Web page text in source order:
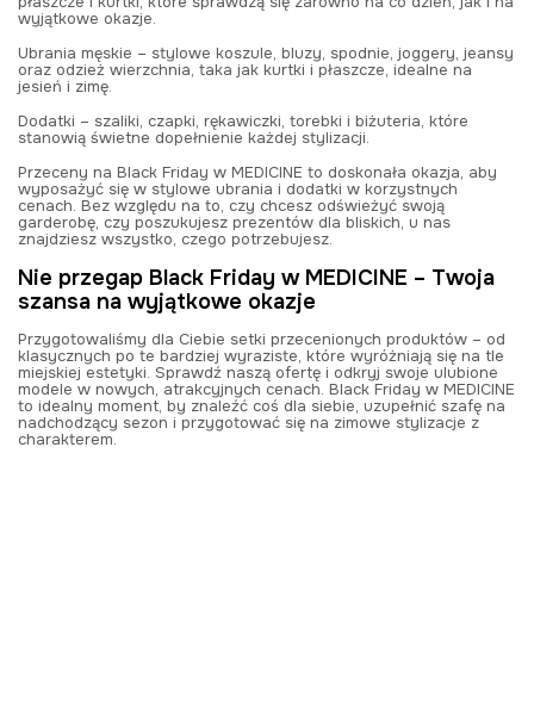
wyjątkowe okazje.
Ubrania męskie – stylowe koszule, bluzy, spodnie, joggery, jeansy
oraz odzież wierzchnia, taka jak kurtki i płaszcze, idealne na
jesień i zimę.
Dodatki – szaliki, czapki, rękawiczki, torebki i biżuteria, które
stanowią świetne dopełnienie każdej stylizacji.
Przeceny na Black Friday w MEDICINE to doskonała okazja, aby
wyposażyć się w stylowe ubrania i dodatki w korzystnych
cenach. Bez względu na to, czy chcesz odświeżyć swoją
garderobę, czy poszukujesz prezentów dla bliskich, u nas
znajdziesz wszystko, czego potrzebujesz.
Nie przegap Black Friday w MEDICINE – Twoja
szansa na wyjątkowe okazje
Przygotowaliśmy dla Ciebie setki przecenionych produktów – od
klasycznych po te bardziej wyraziste, które wyróżniają się na tle
miejskiej estetyki. Sprawdź naszą ofertę i odkryj swoje ulubione
modele w nowych, atrakcyjnych cenach. Black Friday w MEDICINE
to idealny moment, by znaleźć coś dla siebie, uzupełnić szafę na
nadchodzący sezon i przygotować się na zimowe stylizacje z
charakterem.